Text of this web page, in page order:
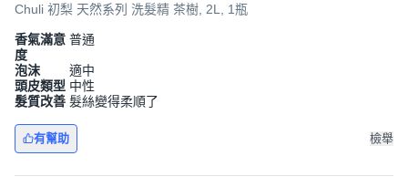
Chuli 初梨 天然系列 洗髮精 茶樹, 2L, 1瓶
香氣滿意
度
普通
泡沫
適中
頭皮類型 中性
髮質改善 髮絲變得柔順了
有幫助 檢舉